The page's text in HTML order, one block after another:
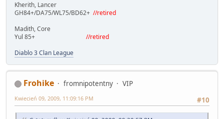
Kherith, Lancer
GH84+/DA75/WL75/BD62+ //retired
Madith, Core
Yul 85+ //retired
Diablo 3 Clan League
Frohike fromnipotentny
VIP
#10
Kwiecień 09, 2009, 11:09:16 PM